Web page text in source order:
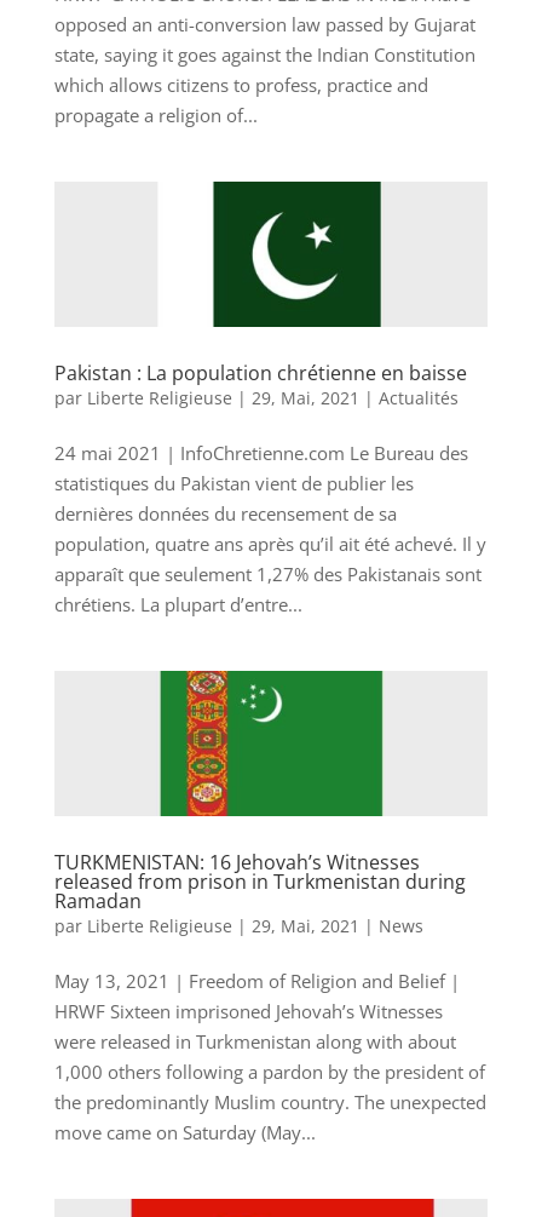
opposed an anti-conversion law passed by Gujarat
state, saying it goes against the Indian Constitution
which allows citizens to profess, practice and
propagate a religion of...
Pakistan : La population chrétienne en baisse
par Liberte Religieuse | 29, Mai, 2021 | Actualités
24 mai 2021 | InfoChretienne.com Le Bureau des
statistiques du Pakistan vient de publier les
dernières données du recensement de sa
population, quatre ans après qu’il ait été achevé. Il y
apparaît que seulement 1,27% des Pakistanais sont
chrétiens. La plupart d’entre...
TURKMENISTAN: 16 Jehovah’s Witnesses
released from prison in Turkmenistan during
Ramadan
par Liberte Religieuse | 29, Mai, 2021 | News
May 13, 2021 | Freedom of Religion and Belief |
HRWF Sixteen imprisoned Jehovah’s Witnesses
were released in Turkmenistan along with about
1,000 others following a pardon by the president of
the predominantly Muslim country. The unexpected
move came on Saturday (May...